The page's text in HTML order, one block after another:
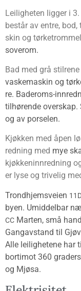
Lei­lig­he­ten lig­ger i
består av entre,
skin og
sove­rom.
Bad med grå
vaske­ma­skin og
re. Bade­roms-
til­hø­ren­de
og av porselen.
Kjøk­ken med åpen
red­ning med mye
kjøk­ken­inn­red­ning
er lyse og tri­ve­lig
Trond­hjems­vei­en
byen. Umid­del­bar
CC Mar­ten, små
Gang­av­stand til
Alle lei­lig­he­te­ne har
bort­imot 360
og Mjøsa.